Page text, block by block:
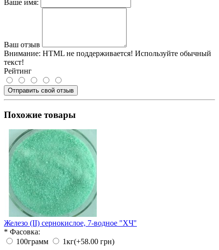
Ваше имя:
Ваш отзыв
Внимание: HTML не поддерживается! Используйте обычный
текст!
Рейтинг
Отправить свой отзыв
Похожие товары
Железо (II) сернокислое, 7-водное "ХЧ"
* Фасовка:
100грамм
1кг(+58.00 грн)